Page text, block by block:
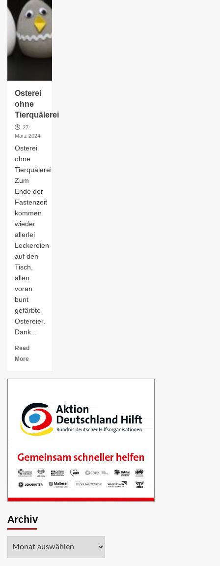
Osterei
ohne
Tierquälerei
27.
März 2024
Osterei
ohne
Tierquälerei
Zum
Ende der
Fastenzeit
kommen
wieder
allerlei
Leckereien
auf den
Tisch,
allen
voran
bunt
gefärbte
Ostereier.
Dank...
Read
More
Archiv